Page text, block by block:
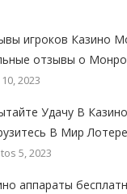
игроков Казино
отзывы о
2023
Удачу В
В Мир
5, 2023
аппараты